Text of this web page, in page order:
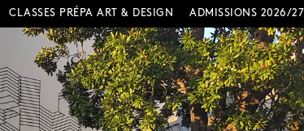
CLASSES PRÉPA ART & DESIGN ADMISSIONS 2026/27